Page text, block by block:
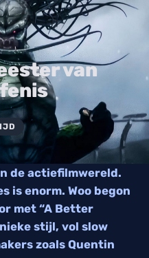
van
de actiefilmwereld.
is enorm. Woo begon
met “A Better
stijl, vol slow
zoals Quentin